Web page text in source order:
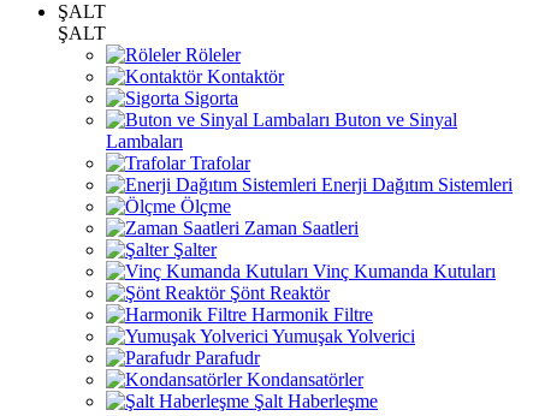
ŞALT
ŞALT
Röleler
Kontaktör
Sigorta
Buton ve Sinyal
Lambaları
Trafolar
Enerji Dağıtım Sistemleri
Ölçme
Zaman Saatleri
Şalter
Vinç Kumanda Kutuları
Şönt Reaktör
Harmonik Filtre
Yumuşak Yolverici
Parafudr
Kondansatörler
Şalt Haberleşme